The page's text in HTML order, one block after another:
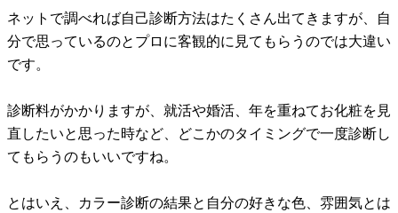
ネットで調べれば自己診断方法はたくさん出てきますが、自
分で思っているのとプロに客観的に見てもらうのでは大違い
です。
診断料がかかりますが、就活や婚活、年を重ねてお化粧を見
直したいと思った時など、どこかのタイミングで一度診断し
てもらうのもいいですね。
とはいえ、カラー診断の結果と自分の好きな色、雰囲気とは